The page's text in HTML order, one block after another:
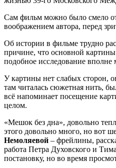
Сам фильм можно было смело
воображением автора, перед
Об истории в фильме трудно
причине, что основной
подобное исследование
У картины нет слабых сторон,
там читалась сюжетная нить,
всё напоминает посещение
целом.
«Мешок без дна», довольно
этого довольно много, но вот
Немоляевой – фрейлины,
работа Петра Духовского и
постановку, но во время